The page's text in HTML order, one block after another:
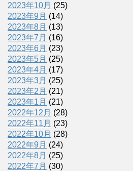
2023年10月 (25)
2023年9月 (14)
2023年8月 (13)
2023年7月 (16)
2023年6月 (23)
2023年5月 (25)
2023年4月 (17)
2023年3月 (25)
2023年2月 (21)
2023年1月 (21)
2022年12月 (28)
2022年11月 (23)
2022年10月 (28)
2022年9月 (24)
2022年8月 (25)
2022年7月 (30)